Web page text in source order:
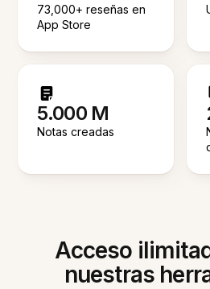
73,000+ reseñas en
App Store
5.000 M
Notas creadas
Acceso
nuestras